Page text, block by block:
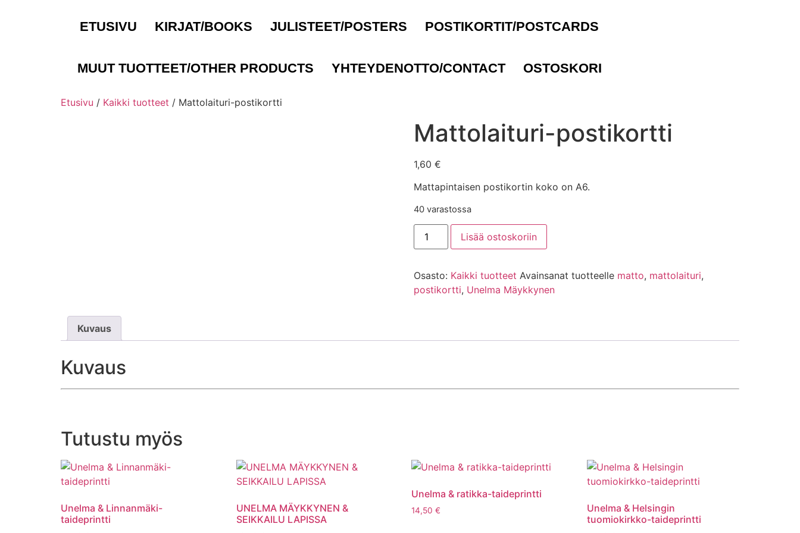
ETUSIVU KIRJAT/BOOKS JULISTEET/POSTERS POSTIKORTIT/POSTCARDS
MUUT TUOTTEET/OTHER PRODUCTS YHTEYDENOTTO/CONTACT OSTOSKORI
Etusivu / Kaikki tuotteet / Mattolaituri-postikortti
Mattolaituri-postikortti
1,60 €
Mattapintaisen postikortin koko on A6.
40 varastossa
Lisää ostoskoriin
Osasto: Kaikki tuotteet Avainsanat tuotteelle matto, mattolaituri,
postikortti, Unelma Mäykkynen
Kuvaus
Kuvaus
Tutustu myös
Unelma & Linnanmäki-
taideprintti
UNELMA MÄYKKYNEN &
SEIKKAILU LAPISSA
Unelma & ratikka-taideprintti
14,50€
Unelma & Helsingin
tuomiokirkko-taideprintti